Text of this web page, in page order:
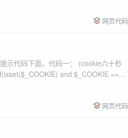
网页代码
示代码下面。代码一： (cookie六十秒
网页代码